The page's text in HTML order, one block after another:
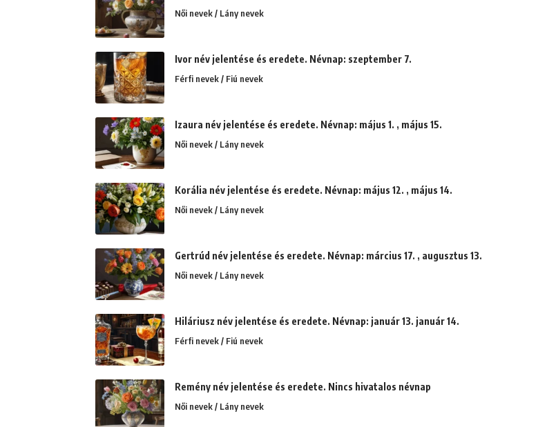
Női nevek / Lány nevek
Ivor név jelentése és eredete. Névnap: szeptember 7.
Férfi nevek / Fiú nevek
Izaura név jelentése és eredete. Névnap: május 1. , május 15.
Női nevek / Lány nevek
Korália név jelentése és eredete. Névnap: május 12. , május 14.
Női nevek / Lány nevek
Gertrúd név jelentése és eredete. Névnap: március 17. , augusztus 13.
Női nevek / Lány nevek
Hiláriusz név jelentése és eredete. Névnap: január 13. január 14.
Férfi nevek / Fiú nevek
Remény név jelentése és eredete. Nincs hivatalos névnap
Női nevek / Lány nevek